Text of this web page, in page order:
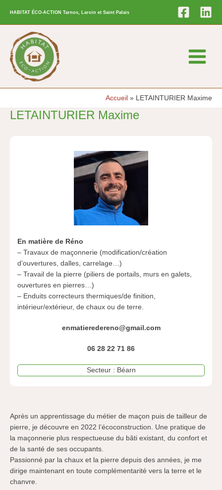
contenu
HABITAT ÉCO-ACTION Tarnos, Laroin et Saint Palais
Main
Accueil LETAINTURIER Maxime
LETAINTURIER Maxime
En matière de Réno
– Travaux de maçonnerie (modification/création
d’ouvertures, dalles, carrelage…)
– Travail de la pierre (piliers de portails, murs en galets,
ouvertures en pierres…)
– Enduits correcteurs thermiques/de finition,
intérieur/extérieur, de chaux ou de terre.
enmatieredereno@gmail.com
06 28 22 71 86
Secteur : Béarn
Après un apprentissage du métier de maçon puis de tailleur de
pierre, je découvre en 2022 l’écoconstruction. Une pratique de
la maçonnerie plus respectueuse du bâti existant, du confort et
de la santé de ses occupants.
Passionné par la chaux et la pierre depuis des années, je me
dirige maintenant en toute complémentarité vers la terre et le
chanvre.